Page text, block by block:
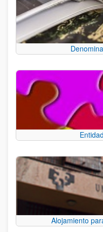
Alojamiento